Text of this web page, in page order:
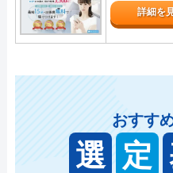
詳細を
おすす
選 定